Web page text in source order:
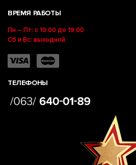
ВРЕМЯ РАБОТЫ
Пн – Пт: с 10:00 до 19:00
Сб и Вс: выходной
ТЕЛЕФОНЫ